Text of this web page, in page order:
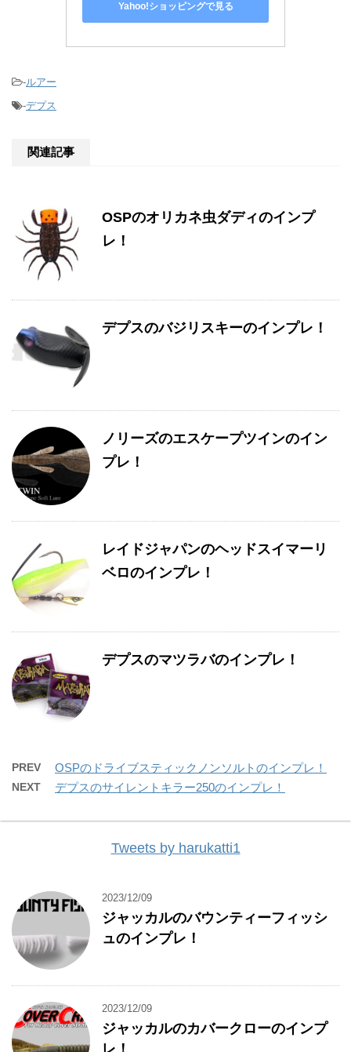
Yahoo!ショッピングで見る
-ルアー
-デプス
関連記事
OSPのオリカネ虫ダディのインプ
レ！
デプスのバジリスキーのインプレ！
ノリーズのエスケープツインのイン
プレ！
レイドジャパンのヘッドスイマーリ
ベロのインプレ！
デプスのマツラバのインプレ！
PREV OSPのドライブスティックノンソルトのインプレ！
NEXT デプスのサイレントキラー250のインプレ！
Tweets by harukatti1
2023/12/09
ジャッカルのバウンティーフィッシ
ュのインプレ！
2023/12/09
ジャッカルのカバークローのインプ
レ！